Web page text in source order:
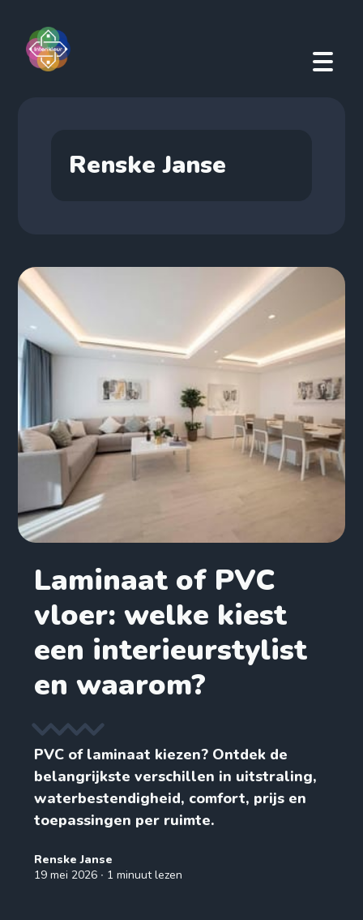
Renske Janse
Laminaat of PVC
vloer: welke kiest
een interieurstylist
en waarom?
PVC of laminaat kiezen? Ontdek de
belangrijkste verschillen in uitstraling,
waterbestendigheid, comfort, prijs en
toepassingen per ruimte.
Renske Janse
19 mei 2026 ∙ 1 minuut lezen